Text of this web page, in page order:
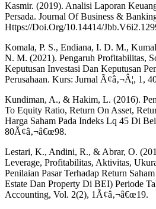
Kasmir. (2019). Analisi Laporan
Persada. Journal Of Business &
Https://Doi.Org/10.14414/
Komala, P. S., Endiana, I. D. M.,
N. M. (2021). Pengaruh Profitabilitas,
Keputusan Investasi Dan Keputusan
Perusahaan. Kurs: Jurnal Ã¢â‚¬Â¦, 1,
Kundiman, A., & Hakim, L. (2016).
To Equity Ratio, Return On Asset,
Harga Saham Pada Indeks Lq 45 Di
80Ã¢â‚¬â€œ98.
Lestari, K., Andini, R., & Abrar, O.
Leverage, Profitabilitas, Aktivitas,
Penilaian Pasar Terhadap Return
Estate Dan Property Di BEI) Periode
Accounting, Vol. 2(2), 1Ã¢â‚¬â€œ19.